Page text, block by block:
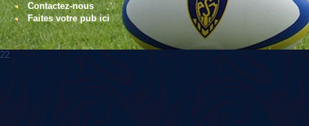
Contactez-nous
Faites votre pub ici
22